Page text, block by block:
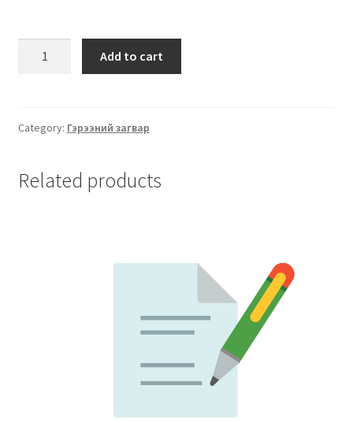
Add to cart
Category: Гэрээний загвар
Related products